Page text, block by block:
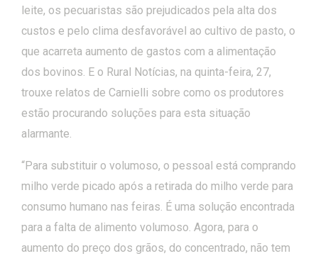
leite, os pecuaristas são prejudicados pela alta dos
custos e pelo clima desfavorável ao cultivo de pasto, o
que acarreta aumento de gastos com a alimentação
dos bovinos. E o Rural Notícias, na quinta-feira, 27,
trouxe relatos de Carnielli sobre como os produtores
estão procurando soluções para esta situação
alarmante.
“Para substituir o volumoso, o pessoal está comprando
milho verde picado após a retirada do milho verde para
consumo humano nas feiras. É uma solução encontrada
para a falta de alimento volumoso. Agora, para o
aumento do preço dos grãos, do concentrado, não tem